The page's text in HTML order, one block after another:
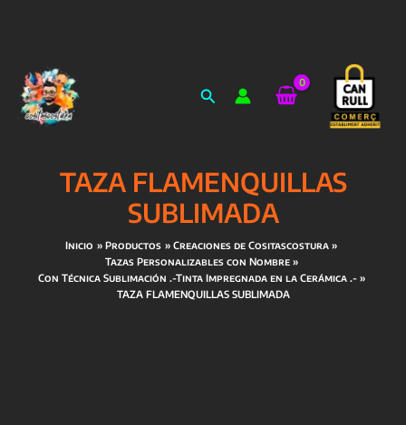
contenido
Buscar
TAZA FLAMENQUILLAS
SUBLIMADA
Inicio Productos
Creaciones de Cositascostura
Tazas Personalizables con Nombre
Con Técnica Sublimación .-Tinta Impregnada en la Cerámica .-
TAZA FLAMENQUILLAS SUBLIMADA